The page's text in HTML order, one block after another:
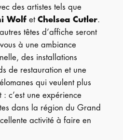
des artistes tels que
Wolfet Chelsea Cutler.
têtes d’affiche seront
à une ambiance
des installations
de restauration et une
qui veulent plus
: c’est une expérience
dans la région du Grand
activité à faire en